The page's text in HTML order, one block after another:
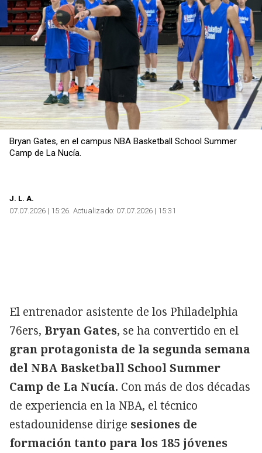
Bryan Gates, en el campus NBA Basketball School Summer
Camp de La Nucía.
J. L. A.
07.07.2026 | 15:26 Actualizado: 07.07.2026 | 15:31
El entrenador asistente de los Philadelphia
76ers, Bryan Gates, se ha convertido en el
gran protagonista de la segunda semana
del NBA Basketball School Summer
Camp de La Nucía. Con más de dos décadas
de experiencia en la NBA, el técnico
estadounidense dirige sesiones de
formación tanto para los 185 jóvenes